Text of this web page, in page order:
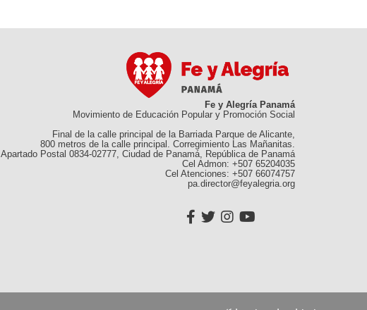
Fe y Alegría Panamá
Movimiento de Educación Popular y Promoción Social
Final de la calle principal de la Barriada Parque de Alicante,
800 metros de la calle principal. Corregimiento Las Mañanitas.
Apartado Postal 0834-02777, Ciudad de Panamá, República de Panamá
Cel Admon: +507 65204035
Cel Atenciones: +507 66074757
pa.director@feyalegria.org